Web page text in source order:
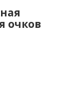
очков